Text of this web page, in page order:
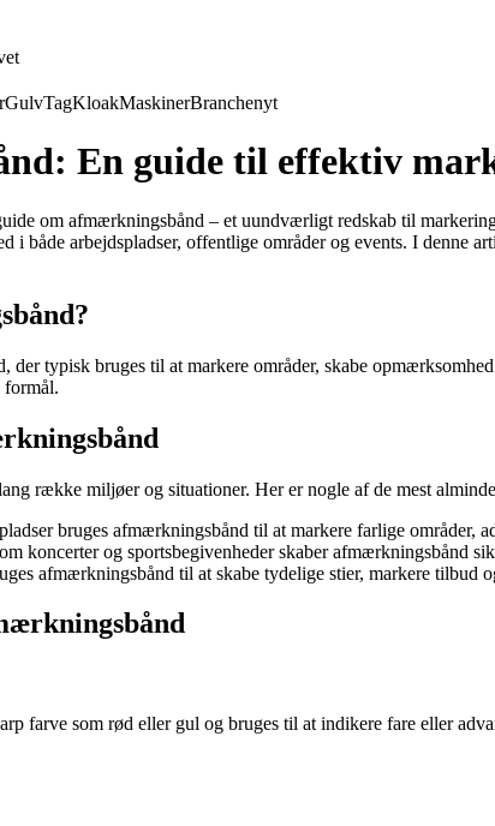
GulvTagKloakMaskinerBranchenyt
En guide til effektiv
om afmærkningsbånd – et uundværligt redskab til
i både arbejdspladser, offentlige områder og events. I
der typisk bruges til at markere områder, skabe
formål.
række miljøer og situationer. Her er nogle af de mest
bruges afmærkningsbånd til at markere farlige områder,
koncerter og sportsbegivenheder skaber afmærkningsbånd
afmærkningsbånd til at skabe tydelige stier, markere tilbud
farve som rød eller gul og bruges til at indikere fare eller